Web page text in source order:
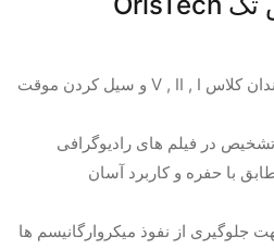
برای ترمیم موقت حفره دندان کلاس V , II , I و سیل کردن موقت
در فیلم های رادیوگرافی
با حفره و کاربرد آسان
جلوگیری از نفوذ میکروارگانیسم ها